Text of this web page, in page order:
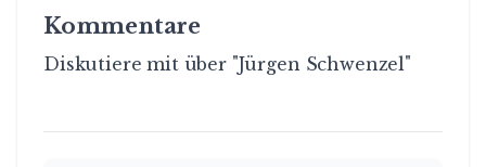
Kommentare
Diskutiere mit über "Jürgen Schwenzel"